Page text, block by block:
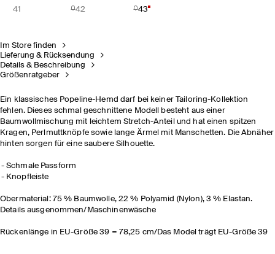
41 42 43
Im Store finden
Lieferung & Rücksendung
Details & Beschreibung
Größenratgeber
Ein klassisches Popeline-Hemd darf bei keiner Tailoring-Kollektion
fehlen. Dieses schmal geschnittene Modell besteht aus einer
Baumwollmischung mit leichtem Stretch-Anteil und hat einen spitzen
Kragen, Perlmuttknöpfe sowie lange Ärmel mit Manschetten. Die Abnäher
hinten sorgen für eine saubere Silhouette.
Schmale Passform
Knopfleiste
Obermaterial: 75 % Baumwolle, 22 % Polyamid (Nylon), 3 % Elastan.
Details ausgenommen/Maschinenwäsche
Rückenlänge in EU-Größe 39 = 78,25 cm/Das Model trägt EU-Größe 39